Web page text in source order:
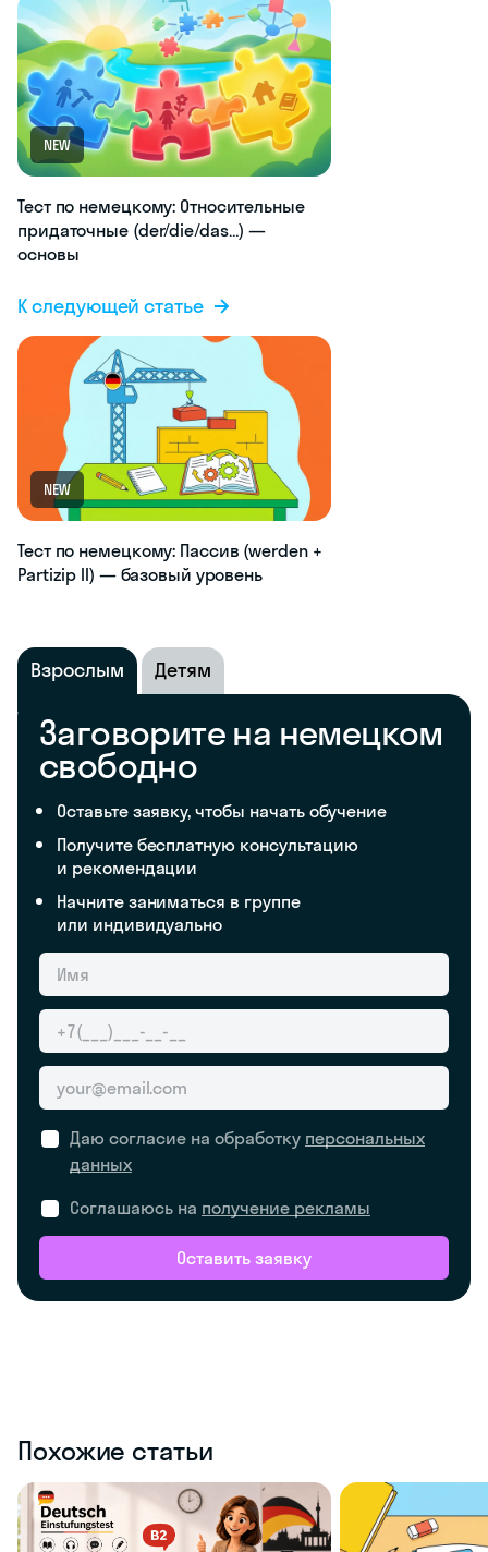
NEW
Тест по немецкому: Относительные
придаточные (der/die/das…) —
основы
К следующей статье
NEW
Тест по немецкому: Пассив (werden +
Partizip II) — базовый уровень
Взрослым Детям
Заговорите на немецком
свободно
Оставьте заявку, чтобы начать обучение
Получите бесплатную консультацию
и рекомендации
Начните заниматься в группе
или индивидуально
Даю согласие на обработку персональных
данных
Соглашаюсь на получение рекламы
Оставить заявку
Похожие статьи